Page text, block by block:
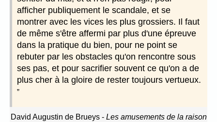
afficher publiquement le scandale, et se
montrer avec les vices les plus grossiers. Il faut
de même s'être affermi par plus d'une épreuve
dans la pratique du bien, pour ne point se
rebuter par les obstacles qu'on rencontre sous
ses pas, et pour sacrifier souvent ce qu'on a de
plus cher à la gloire de rester toujours vertueux.
David Augustin de Brueys- Les amusements de la raison